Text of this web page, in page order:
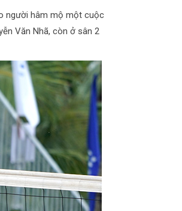
người hâm mộ một cuộc
Văn Nhã, còn ở sân 2